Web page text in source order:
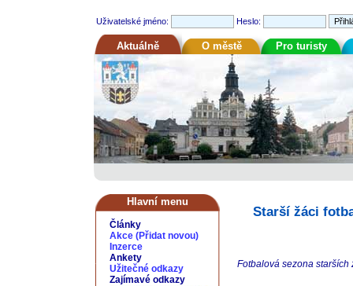
Uživatelské jméno: Heslo:
Aktuálně O městě Pro turisty
Hlavní menu
Články
Akce (Přidat novou)
Inzerce
Ankety
Užitečné odkazy
Zajímavé odkazy
Starší žáci
Fotbalová sezona starších